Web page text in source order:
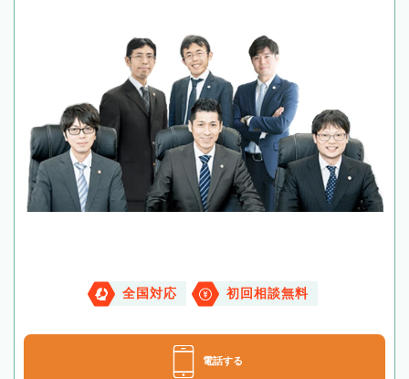
全国対応 初回相談無料
電話する